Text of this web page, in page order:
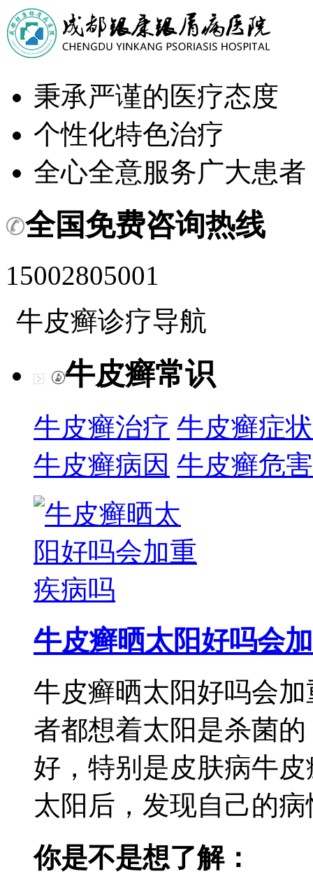
秉承严谨的医疗态度
个性化特色治疗
全心全意服务广大患者
全国免费咨询热线
15002805001
牛皮癣诊疗导航
牛皮癣常识
牛皮癣治疗 牛皮癣症状
牛皮癣病因 牛皮癣危害
牛皮癣晒太阳好吗会加
牛皮癣晒太阳好吗会
者都想着太阳是杀菌
好，特别是皮肤病牛
太阳后，发现自己的
你是不是想了解：